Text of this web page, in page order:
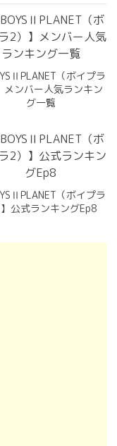
（ボイプラ
メンバー人気ランキン
グ一覧
（ボイプラ
公式ランキングEp8